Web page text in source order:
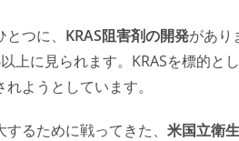
つに、 KRAS阻害剤の開発があり
上に見られます。KRASを標的と
ようとしています。
るために戦ってきた、 米国立衛